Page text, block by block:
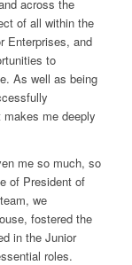
across the
of all within the
Enterprises, and
to
As well as being
me deeply
me so much, so
of President of
we
fostered the
in the Junior
roles.